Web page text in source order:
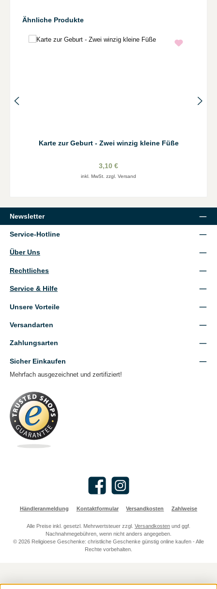
Produktgalerie überspringen
Ähnliche Produkte
Karte zur Geburt - Zwei winzig kleine Füße
3,10 €
inkl. MwSt. zzgl. Versand
Newsletter
Service-Hotline
Über Uns
Rechtliches
Service & Hilfe
Unsere Vorteile
Versandarten
Zahlungsarten
Sicher Einkaufen
Mehrfach ausgezeichnet und zertifiziert!
Facebook Instagram
Händleranmeldung Kontaktformular Versandkosten Zahlweise
Alle Preise inkl. gesetzl. Mehrwertsteuer zzgl. Versandkosten und ggf.
Nachnahmegebühren, wenn nicht anders angegeben.
© 2026 Religioese Geschenke: christliche Geschenke günstig online kaufen - Alle
Rechte vorbehalten.